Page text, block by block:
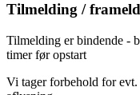
Tilmelding /
Tilmelding er bindende -
timer før opstart
Vi tager forbehold for